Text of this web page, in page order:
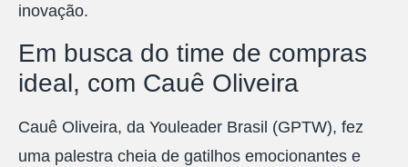
inovação.
Em busca do time de compras
ideal, com Cauê Oliveira
Cauê Oliveira, da Youleader Brasil (GPTW), fez
uma palestra cheia de gatilhos emocionantes e